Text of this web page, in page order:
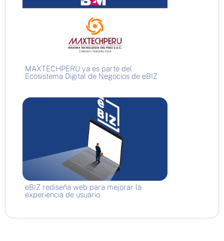
MAXTECHPERU ya es parte del
Ecosistema Digital de Negocios de eBIZ
eBIZ rediseña web para mejorar la
experiencia de usuario